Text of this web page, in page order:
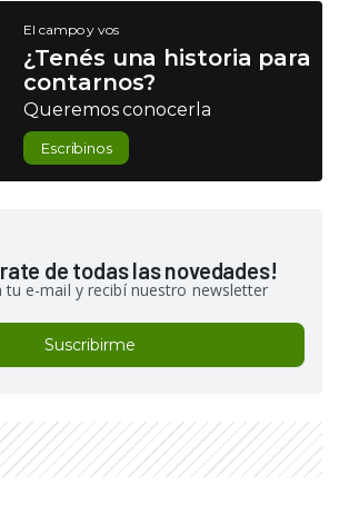
El campo y vos
¿Tenés una historia para
contarnos?
Queremos conocerla
Escribinos
de todas las novedades!
tu e-mail y recibí nuestro newsletter
Suscribirme